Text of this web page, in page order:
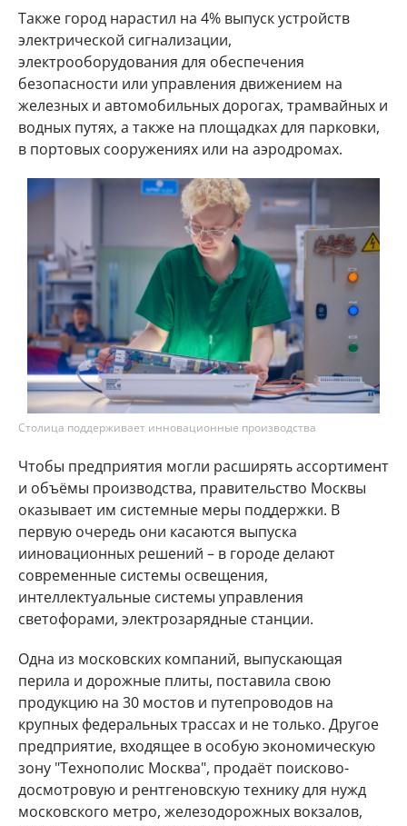
Также город нарастил на 4% выпуск устройств
электрической сигнализации,
электрооборудования для обеспечения
безопасности или управления движением на
железных и автомобильных дорогах, трамвайных и
водных путях, а также на площадках для парковки,
в портовых сооружениях или на аэродромах.
Столица поддерживает инновационные производства
Чтобы предприятия могли расширять ассортимент
и объёмы производства, правительство Москвы
оказывает им системные меры поддержки. В
первую очередь они касаются выпуска
ииновационных решений – в городе делают
современные системы освещения,
интеллектуальные системы управления
светофорами, электрозарядные станции.
Одна из московских компаний, выпускающая
перила и дорожные плиты, поставила свою
продукцию на 30 мостов и путепроводов на
крупных федеральных трассах и не только. Другое
предприятие, входящее в особую экономическую
зону "Технополис Москва", продаёт поисково-
досмотровую и рентгеновскую технику для нужд
московского метро, железодорожных вокзалов,